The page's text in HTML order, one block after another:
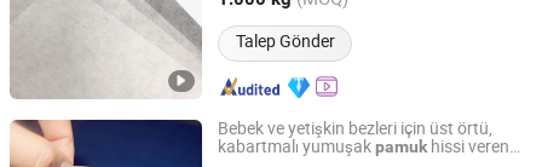
Talep Gönder
Bebek ve yetişkin bezleri için üst örtü,
kabartmalı yumuşakpamuk hissi veren
Quanzhou Newbusi Import & Export Co., Ltd.